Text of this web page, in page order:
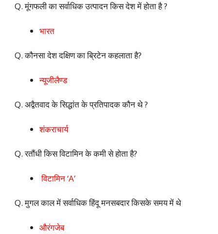
Q. मूंगफली का सर्वाधिक उत्पादन किस देश में होता है ?
भारत
Q. कौनसा देश दक्षिण का ब्रिटेन कहलाता है?
न्यूजीलैण्ड
Q. अद्वैतवाद के सिद्धांत के प्रतिपादक कौन थे ?
शंकराचार्य
Q. रतौंधी किस विटामिन के कमी से होता है?
विटामिन ‘A’
Q. मुगल काल में सर्वाधिक हिंदू मनसबदार किसके समय में थे
औरंगजेब